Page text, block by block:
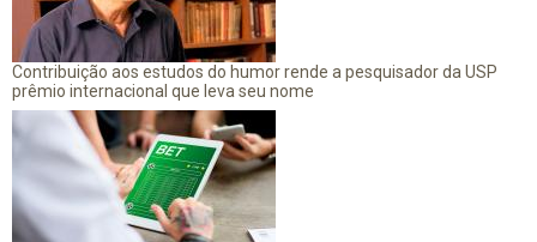
Contribuição aos estudos do humor rende a pesquisador da USP
prêmio internacional que leva seu nome